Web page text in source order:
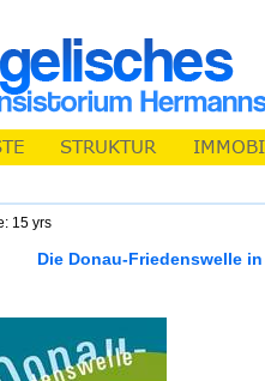
15 yrs
Die Donau-Friedenswelle